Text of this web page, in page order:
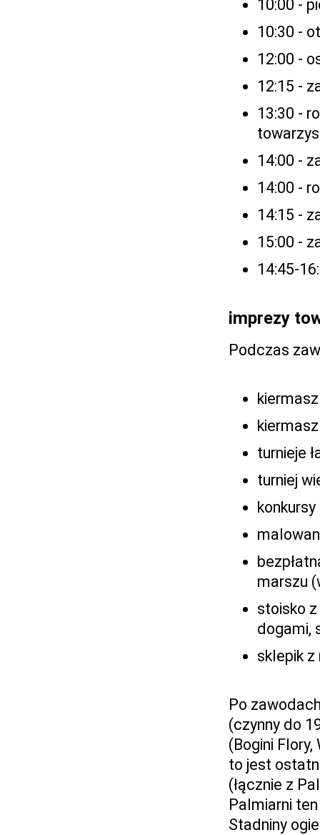
10:00 -
10:30 -
12:00 -
12:15 -
13:30 -
14:00 -
14:00 -
14:15 -
15:00 -
14:45-
imprezy
Podczas
kiermasz
turnieje
turniej
marszu
stoisko z
dogami,
sklepik z
Po
(czynny do
(Bogini
to jest
(łącznie z
Palmiarni
Stadniny